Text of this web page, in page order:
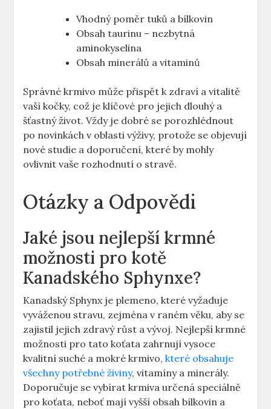
Vhodný poměr tuků a bílkovin
Obsah taurinu – nezbytná
aminokyselina
Obsah minerálů a vitaminů
Správné krmivo může přispět k zdraví a vitalitě
vaší kočky, což je klíčové pro jejich dlouhý a
šťastný život. Vždy je dobré se porozhlédnout
po novinkách v oblasti výživy, protože se objevují
nové studie a doporučení, které by mohly
ovlivnit vaše rozhodnutí o stravě.
Otázky a Odpovědi
Jaké jsou nejlepší krmné
možnosti pro kotě
Kanadského Sphynxe?
Kanadský Sphynx je plemeno, které vyžaduje
vyváženou stravu, zejména v raném věku, aby se
zajistil jejich zdravý růst a vývoj. Nejlepší krmné
možnosti pro tato koťata zahrnují vysoce
kvalitní suché a mokré krmivo,které obsahuje
všechny potřebné živiny, vitamíny a minerály.
Doporučuje se vybírat krmiva určená speciálně
pro koťata, neboť mají vyšší obsah bílkovin a